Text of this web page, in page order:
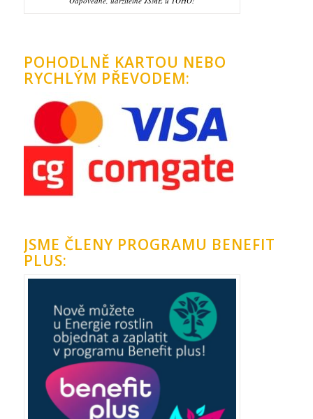
POHODLNĚ KARTOU NEBO
RYCHLÝM PŘEVODEM:
JSME ČLENY PROGRAMU BENEFIT
PLUS: